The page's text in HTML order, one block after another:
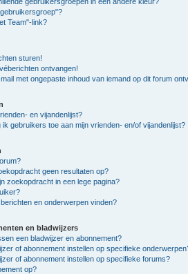
Team"-link?
sturen!
ontvangen!
met ongepaste inhoud van iemand op dit forum
en vijandenlijst?
gebruikers toe aan mijn vrienden- en/of vijandenlijst?
geen resultaten op?
zoekopdracht in een lege pagina?
en onderwerpen vinden?
en bladwijzers
een bladwijzer en abonnement?
of abonnement instellen op specifieke
of abonnement instellen op specifieke forums?
op?